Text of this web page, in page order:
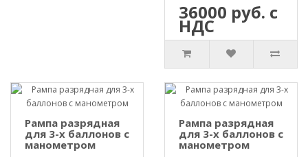
36000 руб. с
НДС
Рампа разрядная
для 3-х баллонов с
манометром
Рампа разрядная
для 3-х баллонов с
манометром